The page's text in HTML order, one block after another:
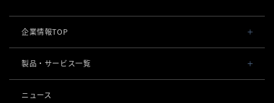
企業情報TOP
会社概要・役員一覧
製品・サービス一覧
POSレジ 他
導入事例
ニュース